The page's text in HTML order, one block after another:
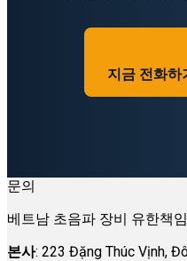
지금 전화하
문의
베트남 초음파 장비 유한책
본사: 223 Đặng Thúc Vịnh,